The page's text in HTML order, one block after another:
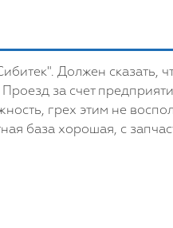
Должен сказать,
за счет
грех этим не
база хорошая, с